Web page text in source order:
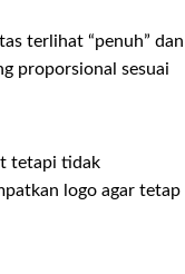
terlihat “penuh” dan
proporsional sesuai
tetapi tidak
logo agar tetap